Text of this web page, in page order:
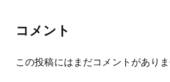
コメント
この投稿にはまだコメントがありま